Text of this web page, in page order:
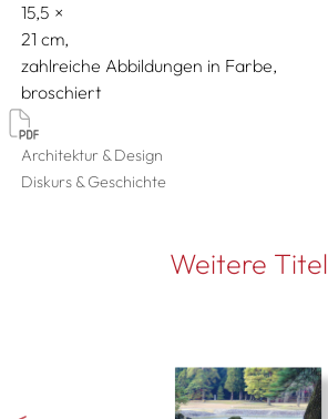
15,5
21
zahlreiche Abbildungen in Farbe
broschiert
Architektur & Design
Diskurs & Geschichte
Weitere Titel